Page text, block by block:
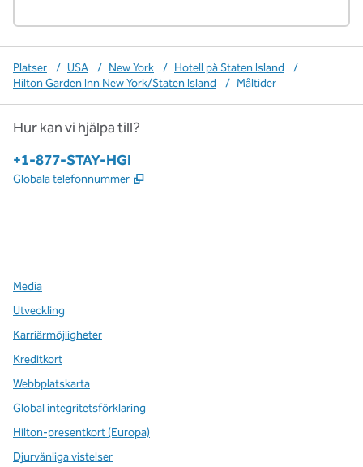
Platser / USA / New York / Hotell på Staten Island
/
Hilton Garden Inn New York/Staten Island
/ Måltider
Hur kan vi hjälpa till?
Telefon:
+1-877-STAY-HGI
Globala telefonnummer ,
Media
Utveckling
Karriärmöjligheter
Kreditkort
Webbplatskarta
Global integritetsförklaring
Hilton-presentkort (Europa)
Djurvänliga vistelser